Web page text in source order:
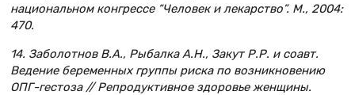
национальном конгрессе “Человек и лекарство”. М., 2004:
470.
14. Заболотнов В.А., Рыбалка А.Н., Закут Р.Р. и соавт.
Ведение беременных группы риска по возникновению
ОПГ-гестоза // Репродуктивное здоровье женщины.